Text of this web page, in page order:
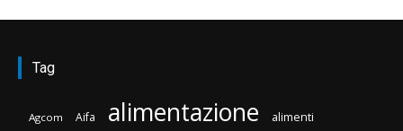
Tag
Agcom Aifa alimentazione alimenti